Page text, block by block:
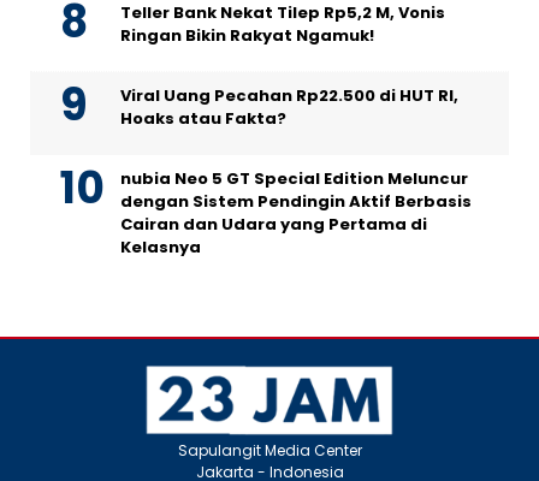
Teller Bank Nekat Tilep Rp5,2 M, Vonis
Ringan Bikin Rakyat Ngamuk!
Viral Uang Pecahan Rp22.500 di HUT RI,
Hoaks atau Fakta?
nubia Neo 5 GT Special Edition Meluncur
dengan Sistem Pendingin Aktif Berbasis
Cairan dan Udara yang Pertama di
Kelasnya
Sapulangit Media Center
Jakarta - Indonesia